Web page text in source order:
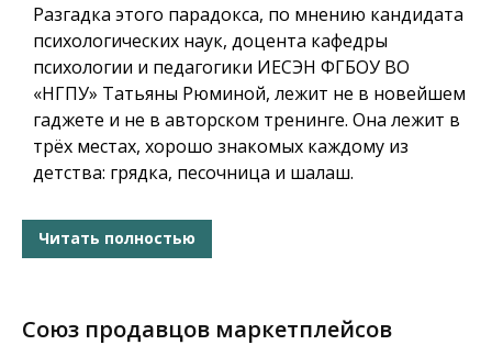
Разгадка этого парадокса, по мнению кандидата
психологических наук, доцента кафедры
психологии и педагогики ИЕСЭН ФГБОУ ВО
«НГПУ» Татьяны Рюминой, лежит не в новейшем
гаджете и не в авторском тренинге. Она лежит в
трёх местах, хорошо знакомых каждому из
детства: грядка, песочница и шалаш.
Читать полностью
Союз продавцов маркетплейсов